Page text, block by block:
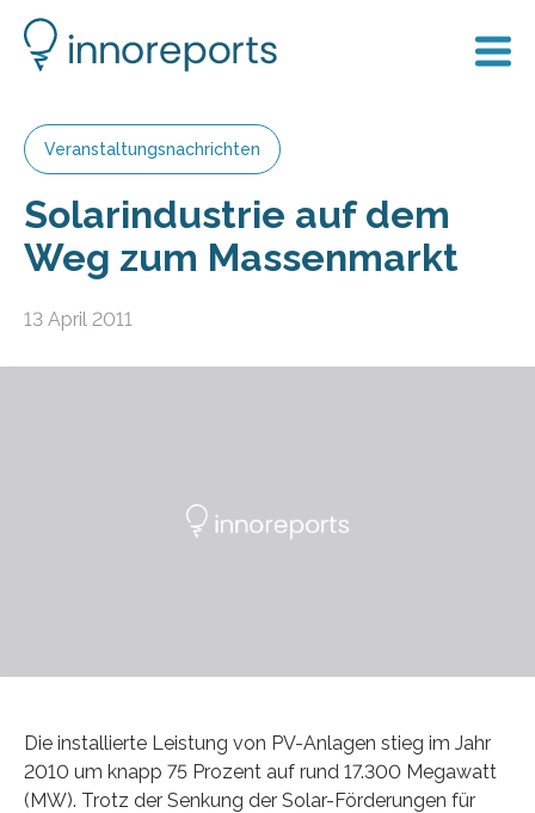
Veranstaltungsnachrichten
Solarindustrie auf dem
Weg zum Massenmarkt
13 April 2011
Die installierte Leistung von PV-Anlagen stieg im Jahr
2010 um knapp 75 Prozent auf rund 17.300 Megawatt
(MW). Trotz der Senkung der Solar-Förderungen für